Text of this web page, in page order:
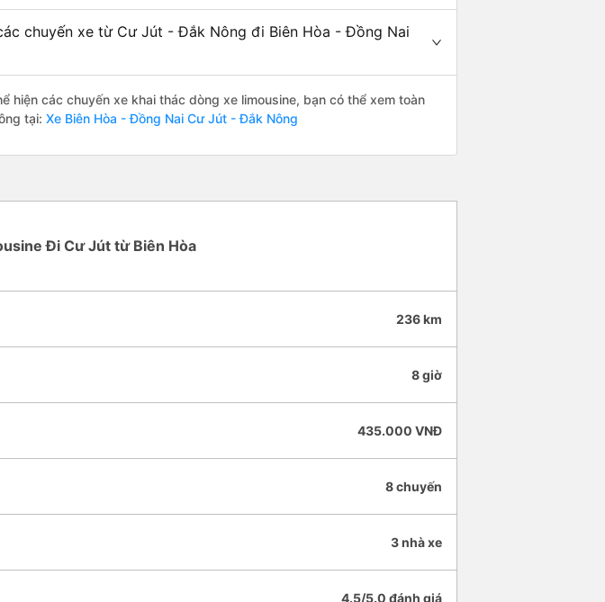
chuyến xe từ Cư Jút - Đắk Nông đi Biên Hòa - Đồng Nai
hiện các chuyến xe khai thác dòng xe limousine, bạn có thể xem toàn
tại: Xe Biên Hòa - Đồng Nai Cư Jút - Đắk Nông
Đi Cư Jút từ Biên Hòa
236 km
8 giờ
435.000 VNĐ
8 chuyến
3 nhà xe
4.5/5.0 đánh giá